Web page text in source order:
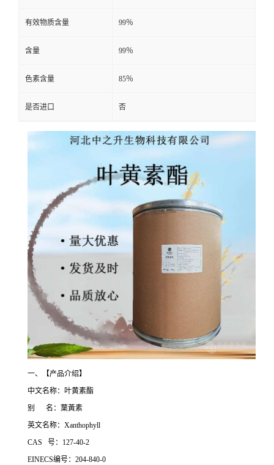
有效物质含量 99％
含量 99％
色素含量 85％
是否进口 否
一、【产品介绍】
中文名称：叶黄素酯
别 名：葉黃素
英文名称：Xanthophyll
CAS 号：127-40-2
EINECS编号：204-840-0